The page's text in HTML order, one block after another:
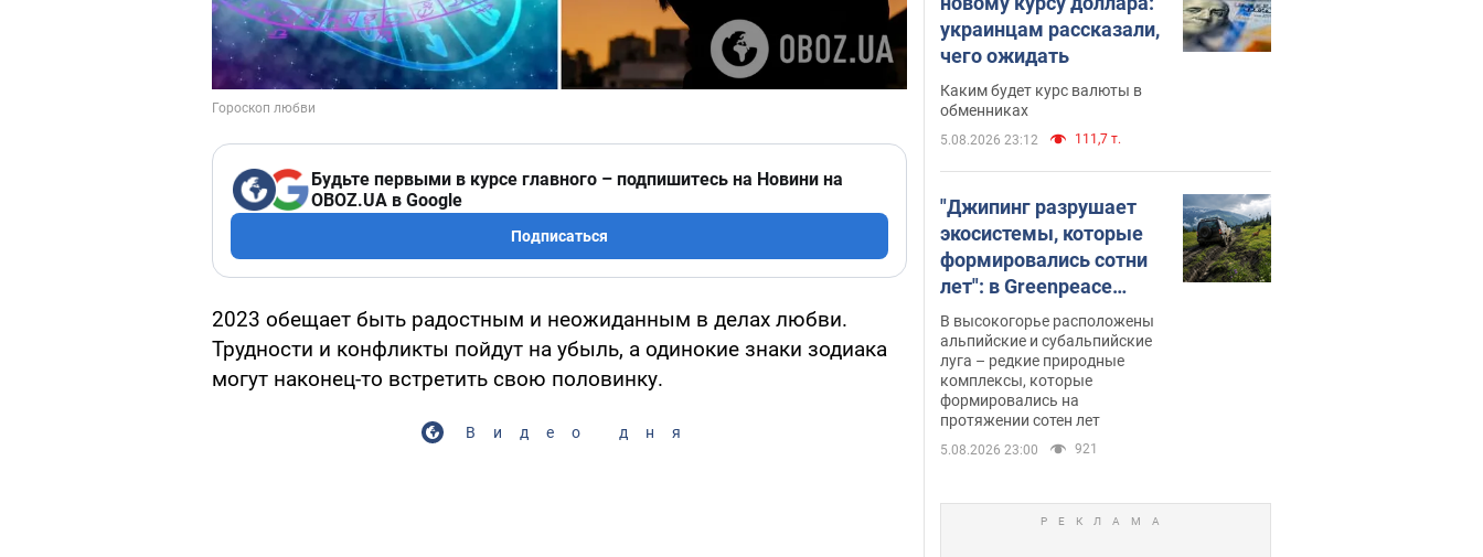
Будьте первыми в курсе главного – подпишитесь на Новини на
OBOZ.UA в Google
Подписаться
2023 обещает быть радостным и неожиданным в делах любви.
Трудности и конфликты пойдут на убыль, а одинокие знаки зодиака
могут наконец-то встретить свою половинку.
Видео дня
украинцам рассказали,
чего ожидать
Каким будет курс валюты в
обменниках
5.08.2026 23:12 111,7 т.
"Джипинг разрушает
экосистемы, которые
формировались сотни
лет": в Greenpeace
забили тревогу
В высокогорье расположены
альпийские и субальпийские
луга – редкие природные
комплексы, которые
формировались на
протяжении сотен лет
5.08.2026 23:00 921